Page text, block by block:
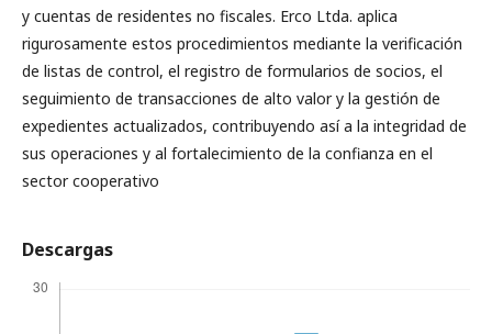
y cuentas de residentes no fiscales. Erco Ltda. aplica
rigurosamente estos procedimientos mediante la verificación
de listas de control, el registro de formularios de socios, el
seguimiento de transacciones de alto valor y la gestión de
expedientes actualizados, contribuyendo así a la integridad de
sus operaciones y al fortalecimiento de la confianza en el
sector cooperativo
Descargas